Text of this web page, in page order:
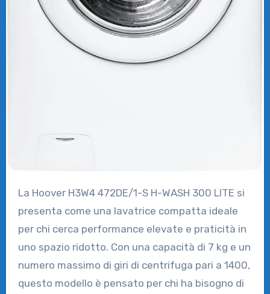
La Hoover H3W4 472DE/1-S H-WASH 300 LITE si
presenta come una lavatrice compatta ideale
per chi cerca performance elevate e praticità in
uno spazio ridotto. Con una capacità di 7 kg e un
numero massimo di giri di centrifuga pari a 1400,
questo modello è pensato per chi ha bisogno di